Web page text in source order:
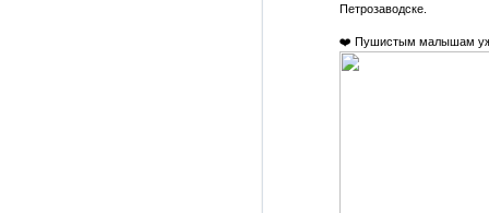
Петрозаводске.
❤️ Пушистым малышам